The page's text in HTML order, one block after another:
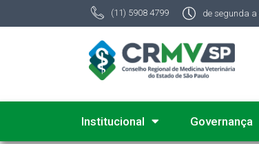
(11) 5908 4799 de segunda
Institucional Governança